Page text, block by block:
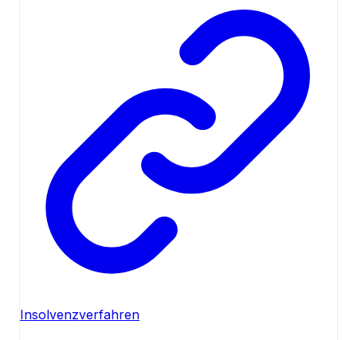
Insolvenzverfahren